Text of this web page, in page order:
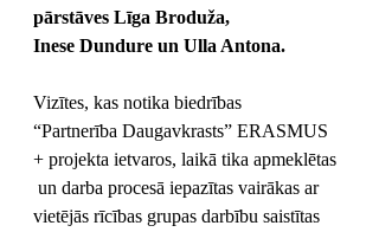
pārstāves Līga Broduža,
Inese Dundure un Ulla Antona.
Vizītes, kas notika biedrības
“Partnerība Daugavkrasts” ERASMUS
+ projekta ietvaros, laikā tika apmeklētas
un darba procesā iepazītas vairākas ar
vietējās rīcības grupas darbību saistītas